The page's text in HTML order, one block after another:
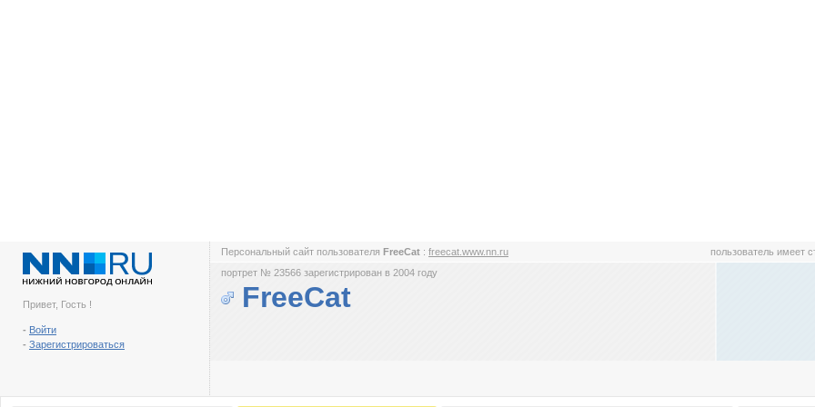
Привет, Гость !
- Войти
- Зарегистрироваться
Персональный сайт пользователя FreeCat : freecat.www.nn.ru пользователь имеет
портрет № 23566 зарегистрирован в 2004 году
FreeCat